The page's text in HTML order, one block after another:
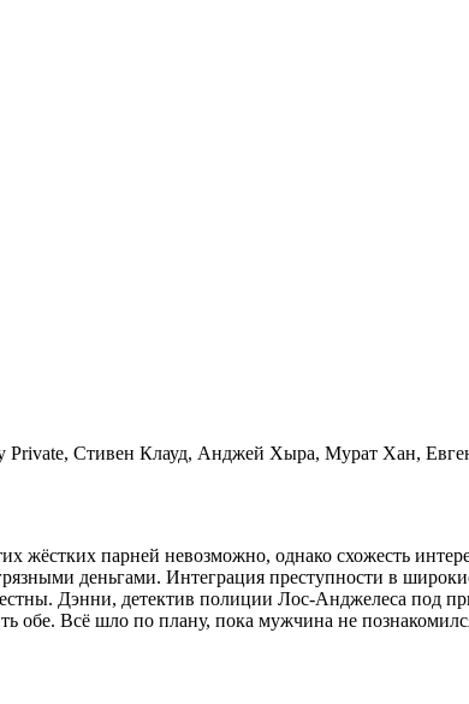
Стивен Клауд, Анджей Хыра, Мурат Хан,
парней невозможно, однако схожесть
деньгами. Интеграция преступности в
Дэнни, детектив полиции Лос-Анджелеса под
обе. Всё шло по плану, пока мужчина не